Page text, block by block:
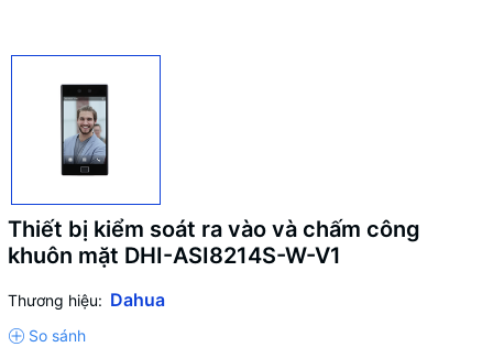
Thiết bị kiểm soát ra vào và chấm công
khuôn mặt DHI-ASI8214S-W-V1
Thương hiệu: Dahua